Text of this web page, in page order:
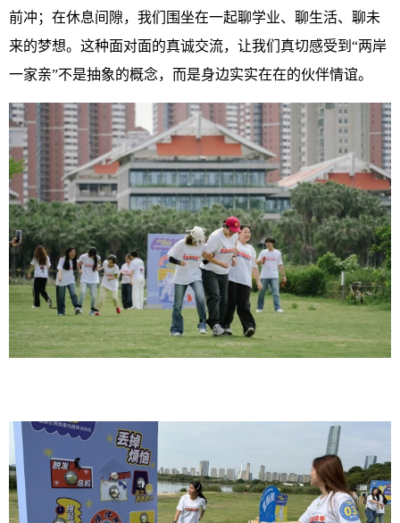
前冲；在休息间隙，我们围坐在一起聊学业、聊生活、聊未
来的梦想。这种面对面的真诚交流，让我们真切感受到“两岸
一家亲”不是抽象的概念，而是身边实实在在的伙伴情谊。